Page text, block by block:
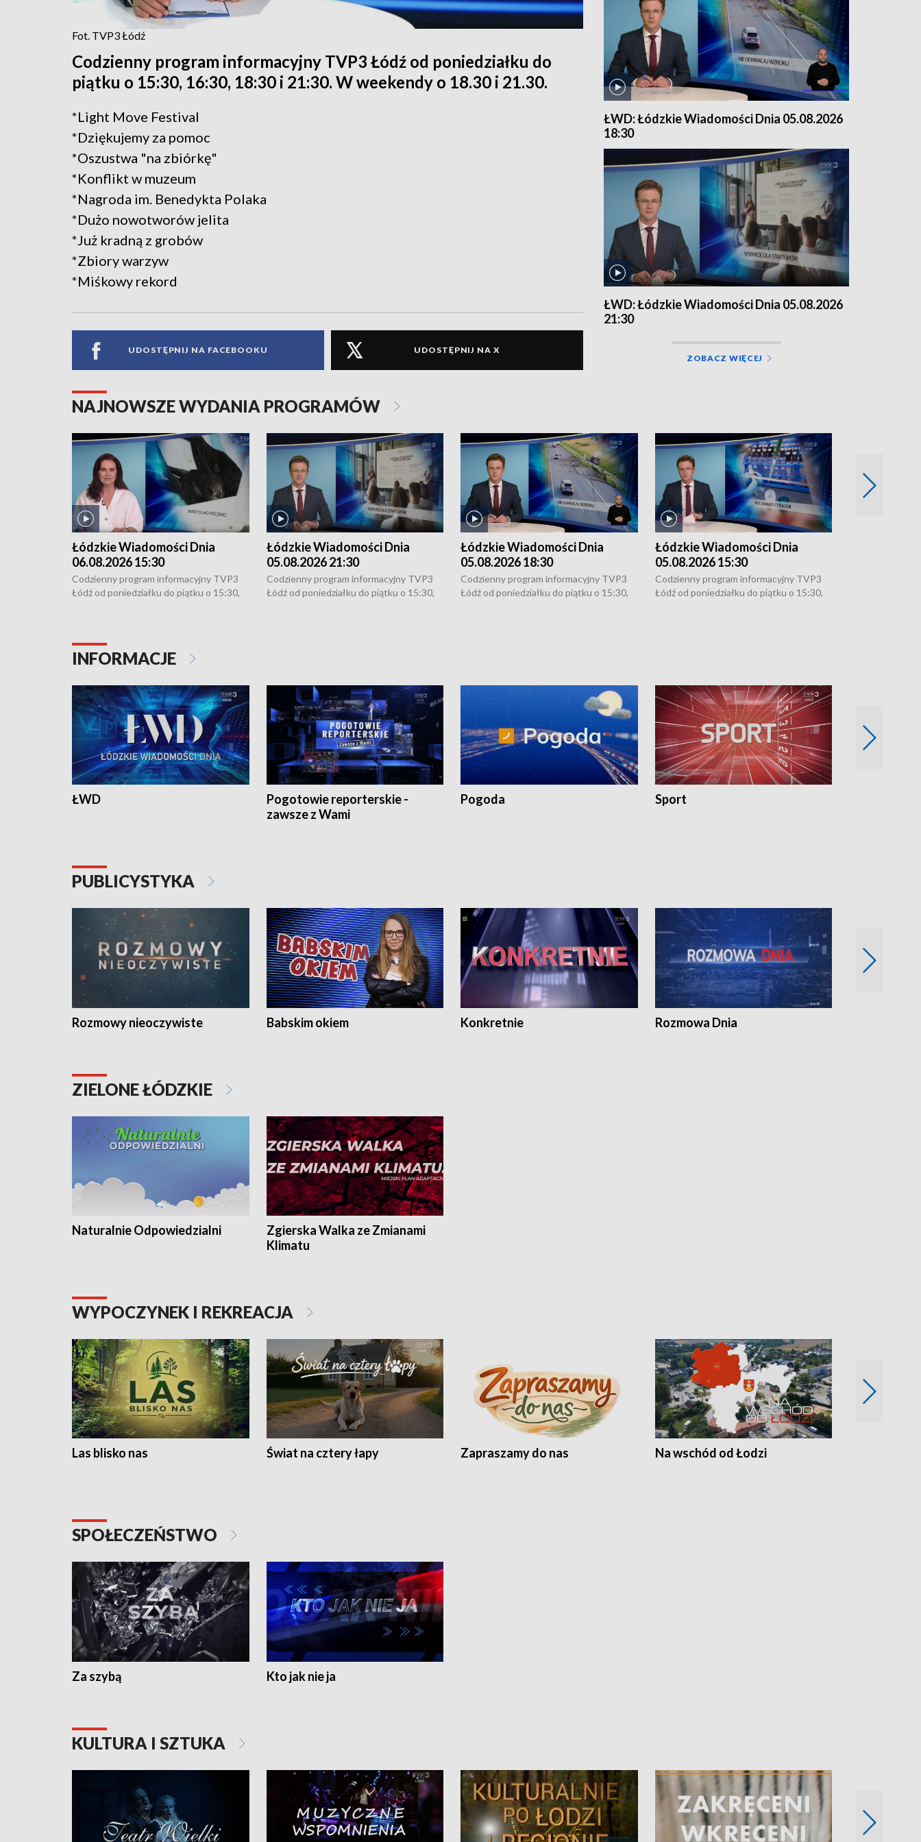
Fot. TVP3 Łódź
Codzienny program informacyjny TVP3 Łódź od poniedziałku do
piątku o 15:30, 16:30, 18:30 i 21:30. W weekendy o 18.30 i 21.30.
*Light Move Festival
*Dziękujemy za pomoc
*Oszustwa "na zbiórkę"
*Konflikt w muzeum
*Nagroda im. Benedykta Polaka
*Dużo nowotworów jelita
*Już kradną z grobów
*Zbiory warzyw
*Miśkowy rekord
UDOSTĘPNIJ NA FACEBOOKU UDOSTĘPNIJ NA X
ŁWD: Łódzkie Wiadomości Dnia 05.08.2026
18:30
ŁWD: Łódzkie Wiadomości Dnia 05.08.2026
21:30
ZOBACZ WIĘCEJ
NAJNOWSZE WYDANIA PROGRAMÓW
Łódzkie Wiadomości Dnia
06.08.2026 15:30
Codzienny program informacyjny TVP3
Łódź od poniedziałku do piątku o 15:30,
Łódzkie Wiadomości Dnia
05.08.2026 21:30
Codzienny program informacyjny TVP3
Łódź od poniedziałku do piątku o 15:30,
Łódzkie Wiadomości Dnia
05.08.2026 18:30
Codzienny program informacyjny TVP3
Łódź od poniedziałku do piątku o 15:30,
Łódzkie Wiadomości Dnia
05.08.2026 15:30
Codzienny program informacyjny TVP3
Łódź od poniedziałku do piątku o 15:30,
INFORMACJE
ŁWD
Pogotowie reporterskie -
zawsze z Wami
Pogoda Sport
PUBLICYSTYKA
Rozmowy nieoczywiste Babskim okiem Konkretnie Rozmowa Dnia
ZIELONE ŁÓDZKIE
Naturalnie Odpowiedzialni
Zgierska Walka ze Zmianami
Klimatu
WYPOCZYNEK I REKREACJA
Las blisko nas Świat na cztery łapy Zapraszamy do nas Na wschód od Łodzi
SPOŁECZEŃSTWO
Za szybą Kto jak nie ja
KULTURA I SZTUKA